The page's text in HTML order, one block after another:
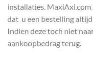
installaties.
dat u een bestelling
Indien deze toch niet
aankoopbedrag terug.